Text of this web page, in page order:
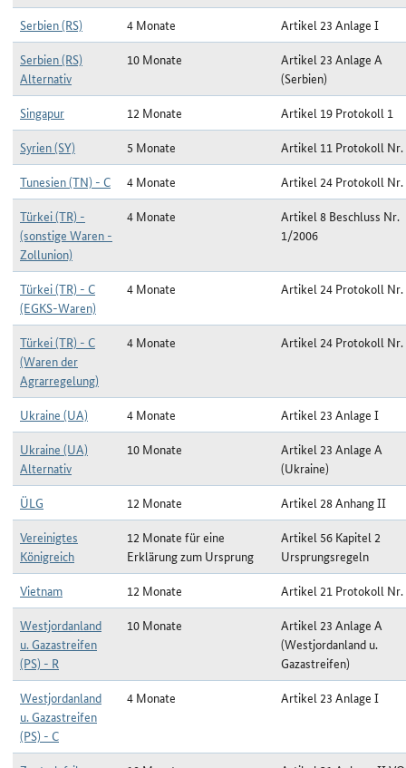
Serbien (RS)
4 Monate
Artikel 23 Anlage I
Serbien (RS)
Alternativ
10 Monate
Artikel 23 Anlage A
(Serbien)
Singapur
12 Monate
Artikel 19 Protokoll 1
Syrien (SY)
5 Monate
Artikel 11 Protokoll Nr.
Tunesien (TN) - C
4 Monate
Artikel 24 Protokoll Nr.
Türkei (TR) -
(sonstige Waren -
Zollunion)
4 Monate
Artikel 8 Beschluss Nr.
1/2006
Türkei (TR) - C
(EGKS-Waren)
4 Monate Artikel 24 Protokoll Nr.
Türkei (TR) - C
(Waren der
Agrarregelung)
4 Monate Artikel 24 Protokoll Nr.
Ukraine (UA) 4 Monate
Artikel 23 Anlage I
Ukraine (UA)
Alternativ
10 Monate
Artikel 23 Anlage A
(Ukraine)
ÜLG
12 Monate
Artikel 28 Anhang II
Vereinigtes
Königreich
12 Monate für eine
Erklärung zum Ursprung
Artikel 56 Kapitel 2
Ursprungsregeln
Vietnam
12 Monate
Artikel 21 Protokoll Nr.
Westjordanland
u. Gazastreifen
(PS) - R
10 Monate
Artikel 23 Anlage A
(Westjordanland u.
Gazastreifen)
Westjordanland
u. Gazastreifen
(PS) - C
4 Monate Artikel 23 Anlage I